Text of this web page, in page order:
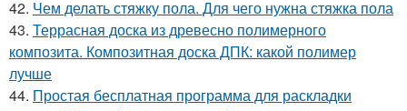
42. Чем делать стяжку пола. Для чего нужна стяжка пола
43. Террасная доска из древесно полимерного
композита. Композитная доска ДПК: какой полимер
лучше
44. Простая бесплатная программа для раскладки